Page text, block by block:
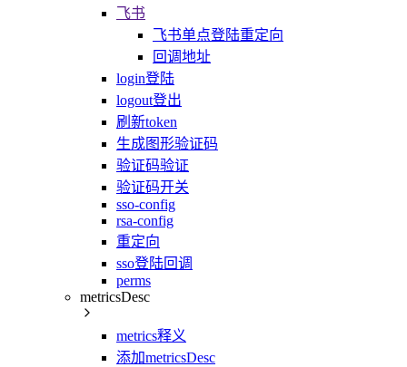
飞书
飞书单点登陆重定向
回调地址
login登陆
logout登出
刷新token
生成图形验证码
验证码验证
验证码开关
sso-config
rsa-config
重定向
sso登陆回调
perms
metricsDesc
metrics释义
添加metricsDesc